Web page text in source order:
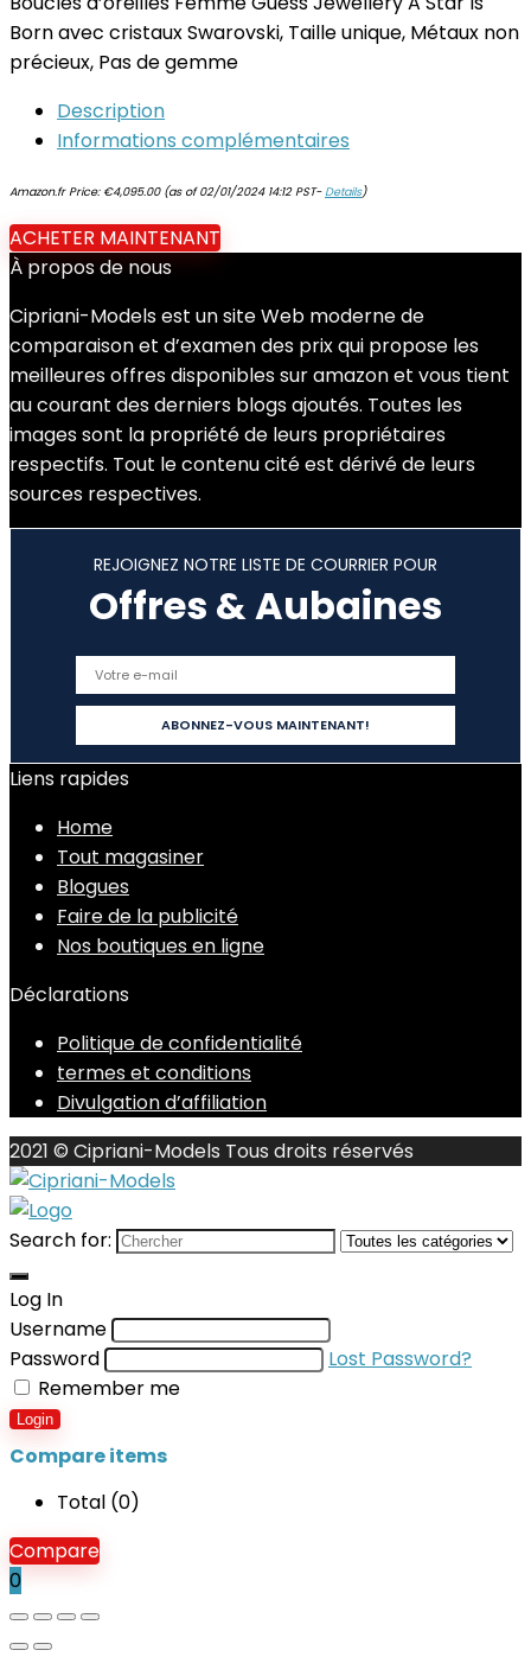
Born avec cristaux Swarovski, Taille unique, Métaux non
précieux, Pas de gemme
Description
Informations complémentaires
Amazon.fr Price: €4,095.00(as of 02/01/2024 14:12 PST-Details)
ACHETER MAINTENANT
À propos de nous
Cipriani-Models est un site Web moderne de
comparaison et d’examen des prix qui propose les
meilleures offres disponibles sur amazon et vous tient
au courant des derniers blogs ajoutés. Toutes les
images sont la propriété de leurs propriétaires
respectifs. Tout le contenu cité est dérivé de leurs
sources respectives.
REJOIGNEZ NOTRE LISTE DE COURRIER POUR
Offres & Aubaines
Liens rapides
Home
Tout magasiner
Blogues
Faire de la publicité
Nos boutiques en ligne
Déclarations
Politique de confidentialité
termes et conditions
Divulgation d’affiliation
2021 © Cipriani-Models Tous droits réservés
Search for:
Log In
Username
Password
Lost Password?
Remember me
Login
Compare items
Total (0)
Compare
0